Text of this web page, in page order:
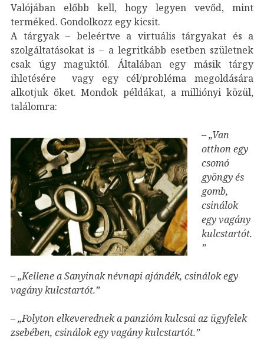
Valójában előbb kell, hogy legyen vevőd, mint
terméked. Gondolkozz egy kicsit.
A tárgyak – beleértve a virtuális tárgyakat és a
szolgáltatásokat is – a legritkább esetben születnek
csak úgy maguktól. Általában egy másik tárgy
ihletésére vagy egy cél/probléma megoldására
alkotjuk őket. Mondok példákat, a milliónyi közül,
találomra:
–„Van
otthon egy
csomó
gyöngy és
gomb,
csinálok
egy vagány
kulcstartót.
”
–„Kellene a Sanyinak névnapi ajándék, csinálok egy
vagány kulcstartót.”
–„Folyton elkeverednek a panzióm kulcsai az ügyfelek
zsebében, csinálok egy vagány kulcstartót.”